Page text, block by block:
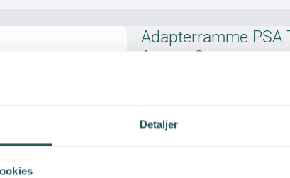
Detaljer
Adapterramme PSA
Aventa Compact